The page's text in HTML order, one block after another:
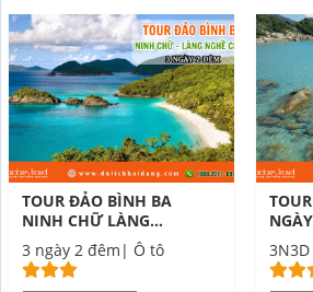
TOUR ĐẢO BÌNH BA
NINH CHỮ LÀNG
NGHỀ CHĂM 3 NGÀY
2 ĐÊM
3 ngày 2 đêm| Ô tô